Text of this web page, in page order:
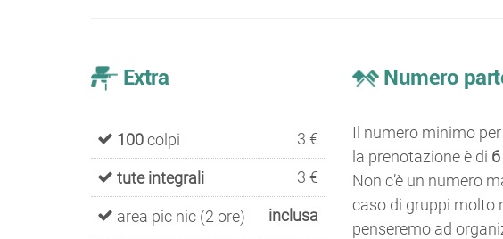
Extra
100colpi 3 €
tute integrali 3 €
area pic nic (2 ore) inclusa
Numero
Il numero minimo
la prenotazione è di
Non c’è un numero
caso di gruppi molto
penseremo ad